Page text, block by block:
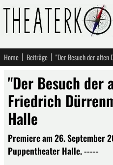
Home Beiträge
"Der Besuch der
Friedrich
Halle
Premiere am 26. September
Puppentheater Halle. -----